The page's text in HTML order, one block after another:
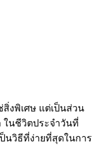
งพิเศษ แต่เป็นส่วน
ในชีวิตประจำวันที่
นวิธีที่ง่ายที่สุดในการ